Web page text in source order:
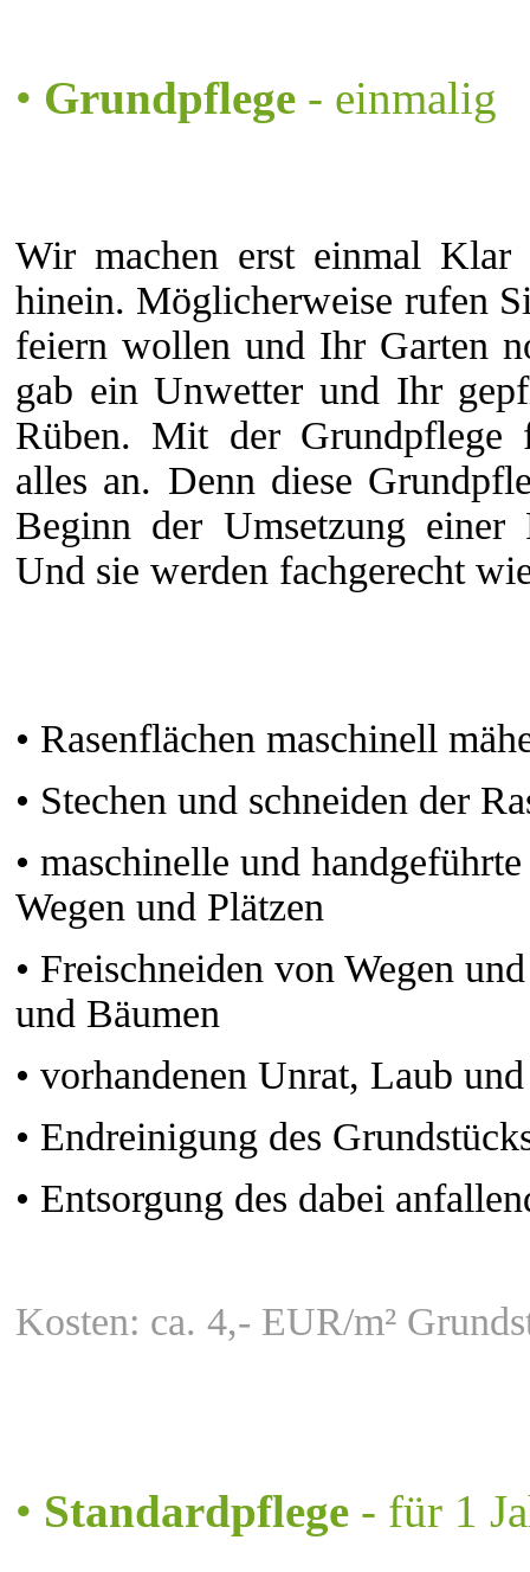
• Grundpflege - einmalig
Wir machen erst einmal
hinein. Möglicherweise rufen
feiern wollen und Ihr Garten
gab ein Unwetter und Ihr
Rüben. Mit der Grundpflege
alles an. Denn diese
Beginn der Umsetzung einer
Und sie werden fachgerecht
• Rasenflächen maschinell
• Stechen und schneiden der
• maschinelle und
Wegen und Plätzen
• Freischneiden von Wegen
und Bäumen
• vorhandenen Unrat, Laub
• Endreinigung des
• Entsorgung des dabei
Kosten: ca. 4,- EUR/m²
• Standardpflege - für 1